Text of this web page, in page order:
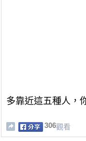
多靠近這五種人，
306觀看